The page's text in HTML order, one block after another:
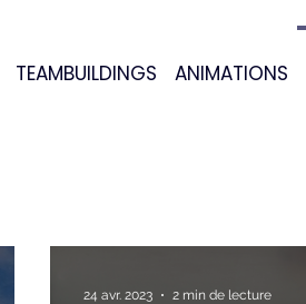
TEAMBUILDINGS ANIMATIONS
24 avr. 2023 2 min de lecture